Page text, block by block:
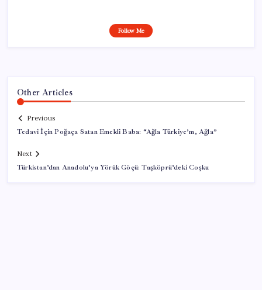
Follow Me
Other Articles
Previous
Tedavi İçin Poğaça Satan Emekli Baba: “Ağla Türkiye’m, Ağla”
Next
Türkistan’dan Anadolu’ya Yörük Göçü: Taşköprü’deki Coşku